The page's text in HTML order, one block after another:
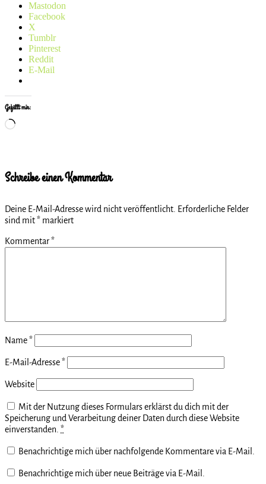
Mastodon
Facebook
X
Tumblr
Pinterest
Reddit
E-Mail
Gefällt mir:
Wird
Schreibe einen Kommentar
Deine E-Mail-Adresse wird nicht veröffentlicht. Erforderliche Felder
sind mit* markiert
Kommentar*
Name*
E-Mail-Adresse*
Website
Mit der Nutzung dieses Formulars erklärst du dich mit der
Speicherung und Verarbeitung deiner Daten durch diese Website
einverstanden. *
Benachrichtige mich über nachfolgende Kommentare via E-Mail.
Benachrichtige mich über neue Beiträge via E-Mail.